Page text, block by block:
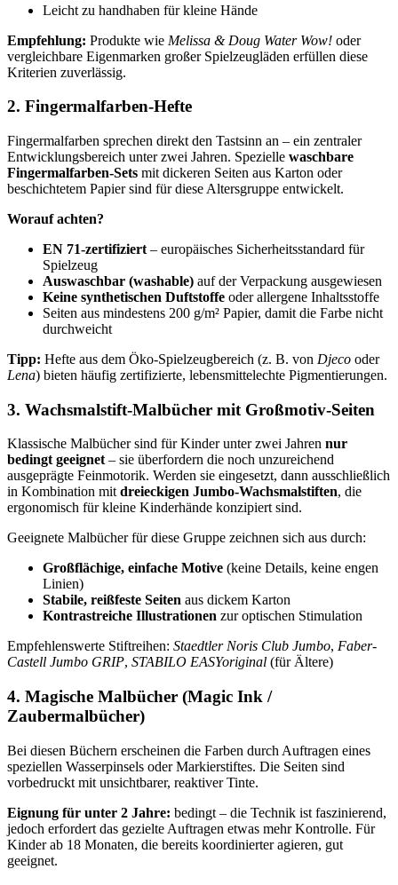
Leicht zu handhaben für kleine Hände
Empfehlung: Produkte wie Melissa & Doug Water Wow! oder
vergleichbare Eigenmarken großer Spielzeugläden erfüllen diese
Kriterien zuverlässig.
2. Fingermalfarben-Hefte
Fingermalfarben sprechen direkt den Tastsinn an – ein zentraler
Entwicklungsbereich unter zwei Jahren. Spezielle waschbare
Fingermalfarben-Sets mit dickeren Seiten aus Karton oder
beschichtetem Papier sind für diese Altersgruppe entwickelt.
Worauf achten?
EN 71-zertifiziert – europäisches Sicherheitsstandard für
Spielzeug
Auswaschbar (washable) auf der Verpackung ausgewiesen
Keine synthetischen Duftstoffe oder allergene Inhaltsstoffe
Seiten aus mindestens 200 g/m² Papier, damit die Farbe nicht
durchweicht
Tipp: Hefte aus dem Öko-Spielzeugbereich (z. B. von Djeco oder
Lena) bieten häufig zertifizierte, lebensmittelechte Pigmentierungen.
3. Wachsmalstift-Malbücher mit Großmotiv-Seiten
Klassische Malbücher sind für Kinder unter zwei Jahren nur
bedingt geeignet – sie überfordern die noch unzureichend
ausgeprägte Feinmotorik. Werden sie eingesetzt, dann ausschließlich
in Kombination mit dreieckigen Jumbo-Wachsmalstiften, die
ergonomisch für kleine Kinderhände konzipiert sind.
Geeignete Malbücher für diese Gruppe zeichnen sich aus durch:
Großflächige, einfache Motive (keine Details, keine engen
Linien)
Stabile, reißfeste Seiten aus dickem Karton
Kontrastreiche Illustrationen zur optischen Stimulation
Empfehlenswerte Stiftreihen: Staedtler Noris Club Jumbo, Faber-
Castell Jumbo GRIP, STABILO EASYoriginal (für Ältere)
4. Magische Malbücher (Magic Ink /
Zaubermalbücher)
Bei diesen Büchern erscheinen die Farben durch Auftragen eines
speziellen Wasserpinsels oder Markierstiftes. Die Seiten sind
vorbedruckt mit unsichtbarer, reaktiver Tinte.
Eignung für unter 2 Jahre: bedingt – die Technik ist faszinierend,
jedoch erfordert das gezielte Auftragen etwas mehr Kontrolle. Für
Kinder ab 18 Monaten, die bereits koordinierter agieren, gut
geeignet.